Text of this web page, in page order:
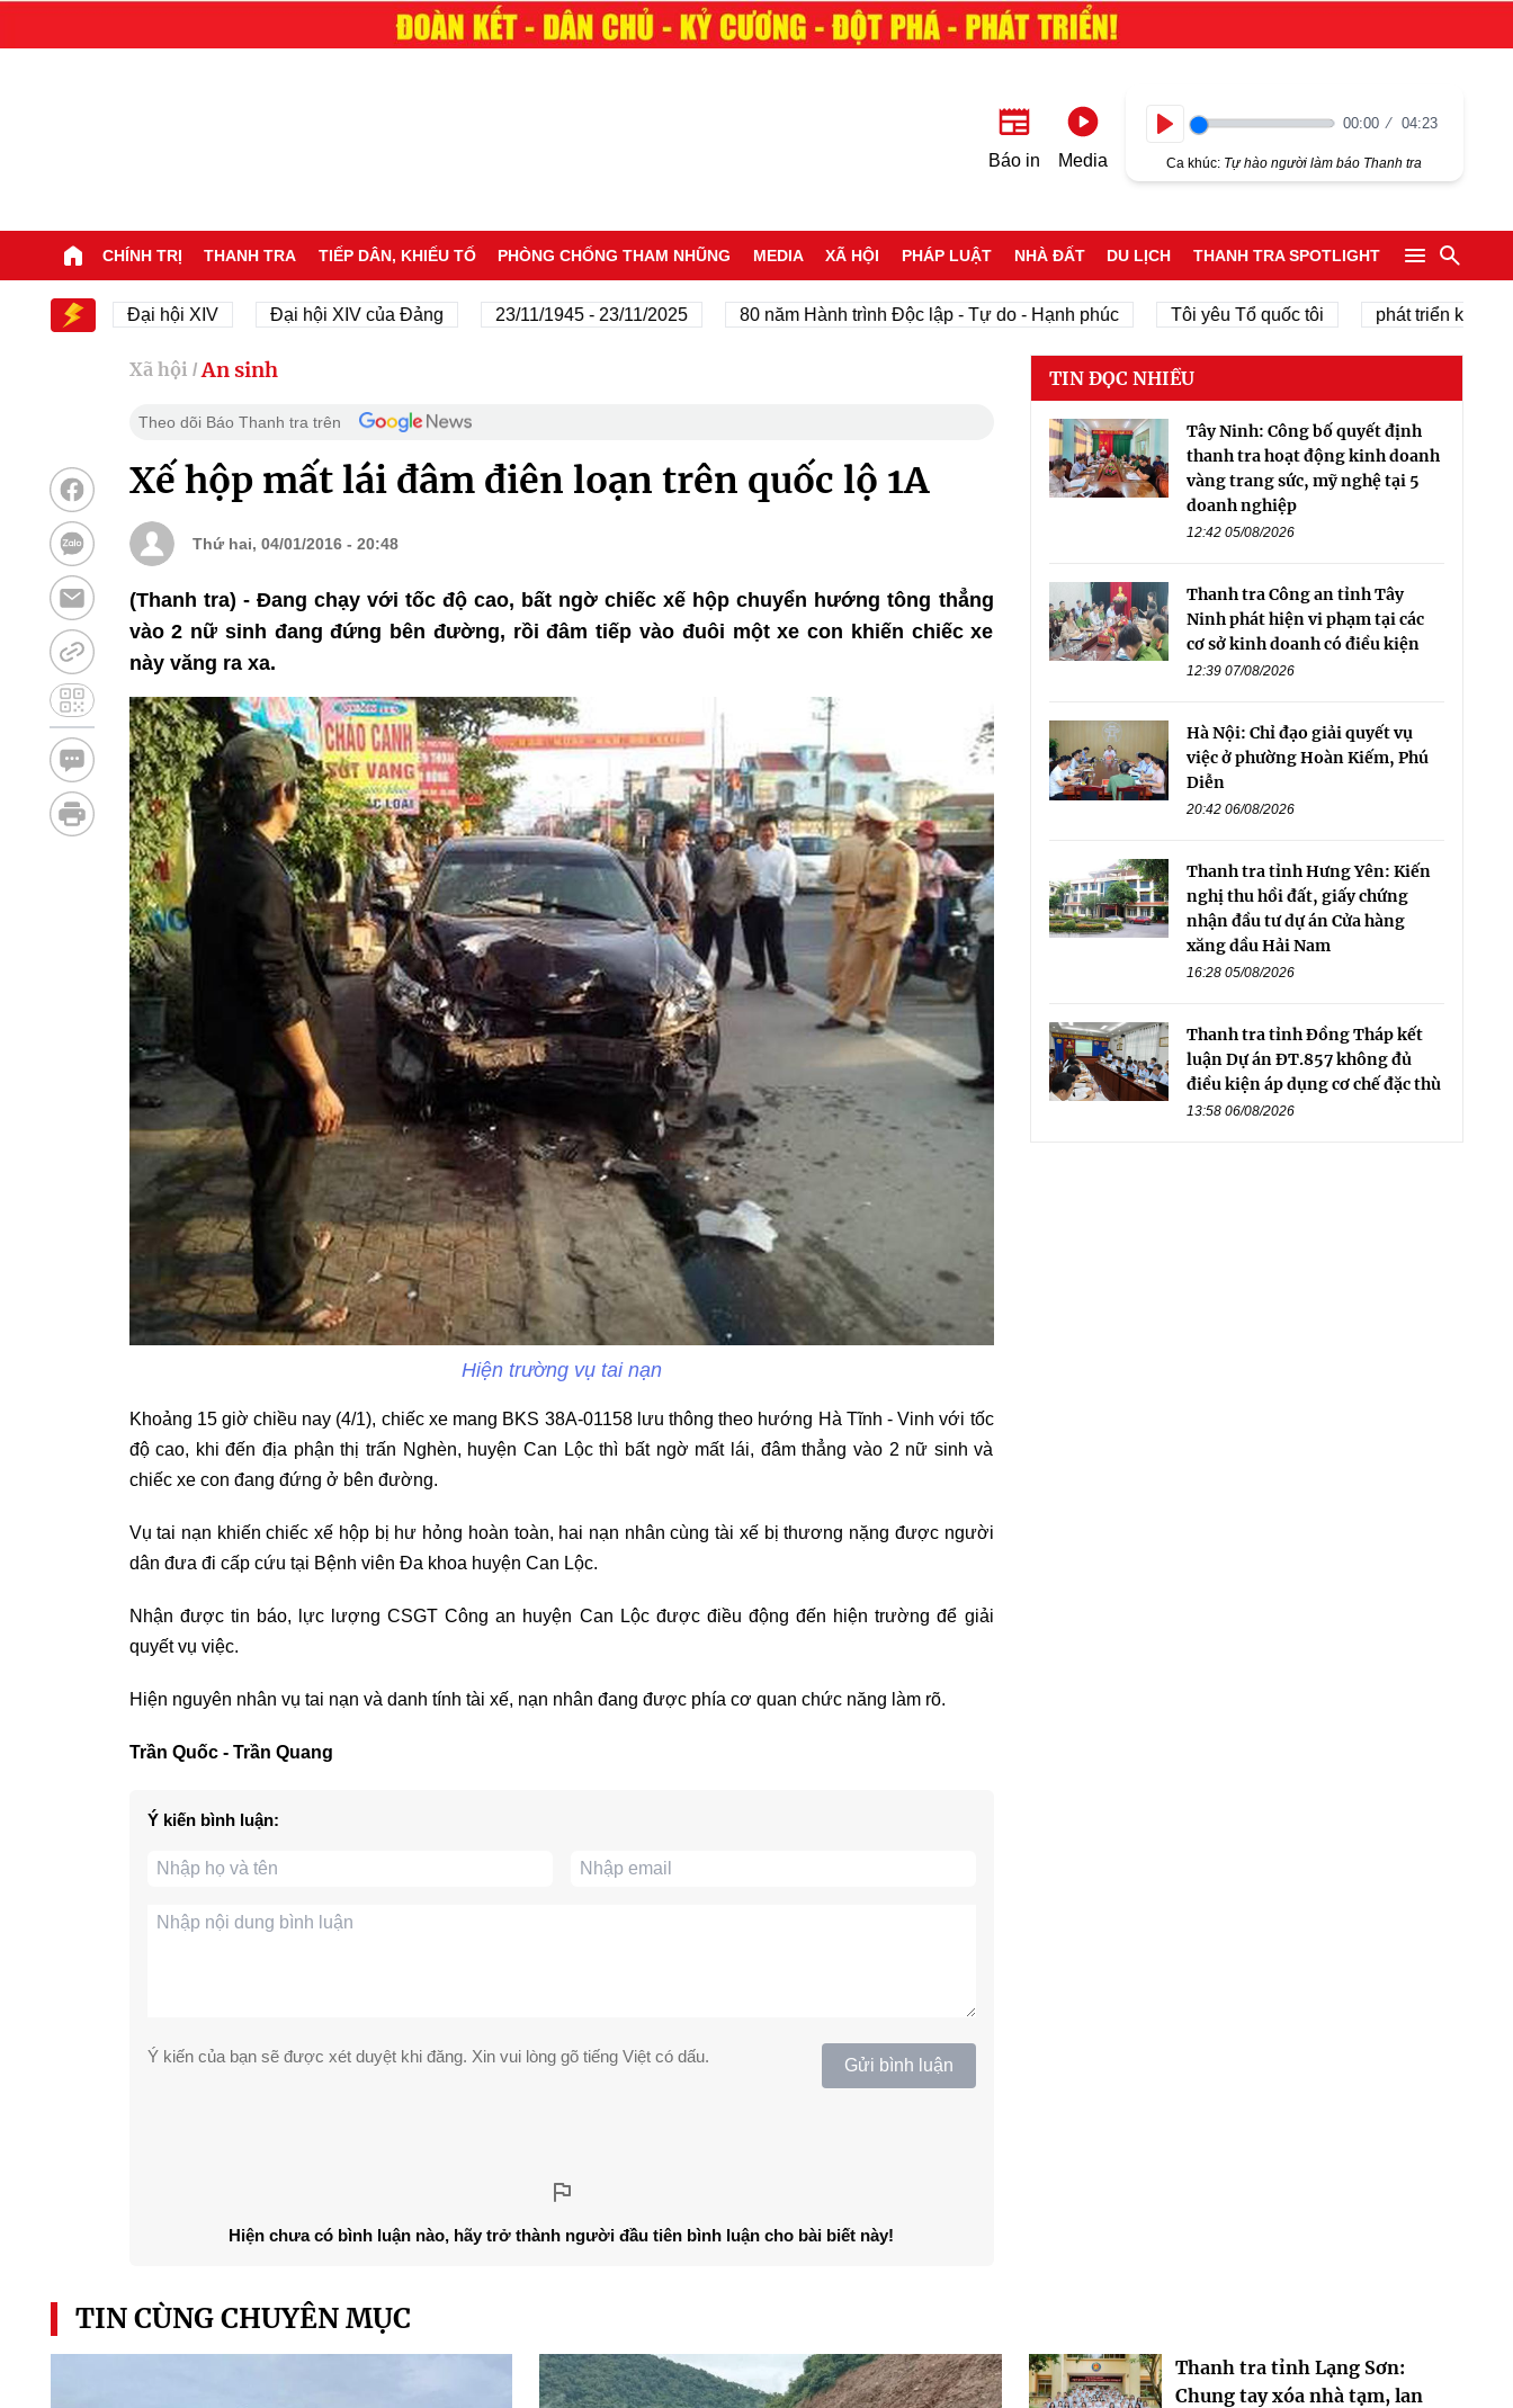
Báo in Media
00:00 04:23
Ca khúc: Tự hào người làm báo Thanh tra
CHÍNH TRỊ THANH TRA TIẾP DÂN, KHIẾU TỐ PHÒNG CHỐNG THAM NHŨNG MEDIA XÃ HỘI PHÁP LUẬT NHÀ ĐẤT DU LỊCH THANH TRA SPOTLIGHT
Đại hội XIV Đại hội XIV của Đảng 23/11/1945 - 23/11/2025 80 năm Hành trình Độc lập - Tự do - Hạnh phúc Tôi yêu Tổ quốc tôi phát triển kinh tế tư nhân
Xã hội / An sinh
Theo dõi Báo Thanh tra trên
Xế hộp mất lái đâm điên loạn trên quốc lộ 1A
Thứ hai, 04/01/2016 - 20:48
(Thanh tra) - Đang chạy với tốc độ cao, bất ngờ chiếc xế hộp chuyển hướng tông thẳng
vào 2 nữ sinh đang đứng bên đường, rồi đâm tiếp vào đuôi một xe con khiến chiếc xe
này văng ra xa.
Hiện trường vụ tai nạn
Khoảng 15 giờ chiều nay (4/1), chiếc xe mang BKS 38A-01158 lưu thông theo hướng Hà Tĩnh - Vinh với tốc
độ cao, khi đến địa phận thị trấn Nghèn, huyện Can Lộc thì bất ngờ mất lái, đâm thẳng vào 2 nữ sinh và
chiếc xe con đang đứng ở bên đường.
Vụ tai nạn khiến chiếc xế hộp bị hư hỏng hoàn toàn, hai nạn nhân cùng tài xế bị thương nặng được người
dân đưa đi cấp cứu tại Bệnh viên Đa khoa huyện Can Lộc.
Nhận được tin báo, lực lượng CSGT Công an huyện Can Lộc được điều động đến hiện trường để giải
quyết vụ việc.
Hiện nguyên nhân vụ tai nạn và danh tính tài xế, nạn nhân đang được phía cơ quan chức năng làm rõ.
Trần Quốc - Trần Quang
Ý kiến bình luận:
Ý kiến của bạn sẽ được xét duyệt khi đăng. Xin vui lòng gõ tiếng Việt có dấu. Gửi bình luận
Hiện chưa có bình luận nào, hãy trở thành người đầu tiên bình luận cho bài biết này!
TIN ĐỌC NHIỀU
Tây Ninh: Công bố quyết định
thanh tra hoạt động kinh doanh
vàng trang sức, mỹ nghệ tại 5
doanh nghiệp
12:42 05/08/2026
Thanh tra Công an tỉnh Tây
Ninh phát hiện vi phạm tại các
cơ sở kinh doanh có điều kiện
12:39 07/08/2026
Hà Nội: Chỉ đạo giải quyết vụ
việc ở phường Hoàn Kiếm, Phú
Diễn
20:42 06/08/2026
Thanh tra tỉnh Hưng Yên: Kiến
nghị thu hồi đất, giấy chứng
nhận đầu tư dự án Cửa hàng
xăng dầu Hải Nam
16:28 05/08/2026
Thanh tra tỉnh Đồng Tháp kết
luận Dự án ĐT.857 không đủ
điều kiện áp dụng cơ chế đặc thù
13:58 06/08/2026
TIN CÙNG CHUYÊN MỤC
Thanh tra tỉnh Lạng Sơn:
Chung tay xóa nhà tạm, lan